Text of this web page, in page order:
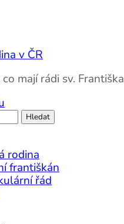
v ČR
mají rádi sv.
rodina
františkán
řád